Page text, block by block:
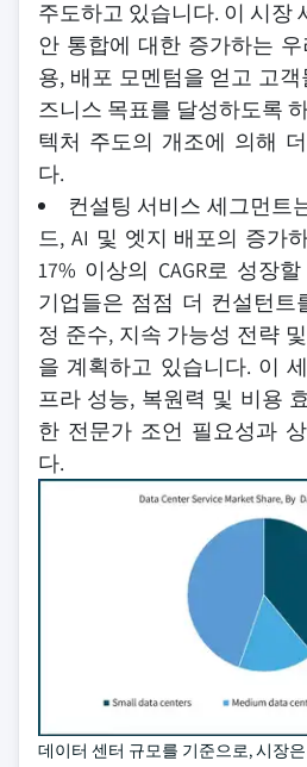
주도하고 있습니다. 이 시장
안 통합에 대한 증가하는
용, 배포 모멘텀을 얻고 고
즈니스 목표를 달성하도록
텍처 주도의 개조에 의해
다.
컨설팅 서비스 세그먼트
드, AI 및 엣지 배포의 증가
17% 이상의 CAGR로 성장
기업들은 점점 더 컨설턴트
정 준수, 지속 가능성 전략
을 계획하고 있습니다. 이
프라 성능, 복원력 및 비용
한 전문가 조언 필요성과
다.
데이터 센터 규모를 기준으로, 시장